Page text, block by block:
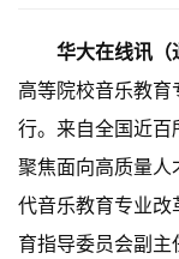
华大在线讯（
高等院校音乐教
行。来自全国近百
聚焦面向高质量人
代音乐教育专业改
育指导委员会副主